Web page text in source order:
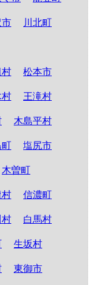
市 川北町
村 松本市
村 王滝村
木島平村
町 塩尻市
木曽町
村 信濃町
村 白馬村
生坂村
東御市